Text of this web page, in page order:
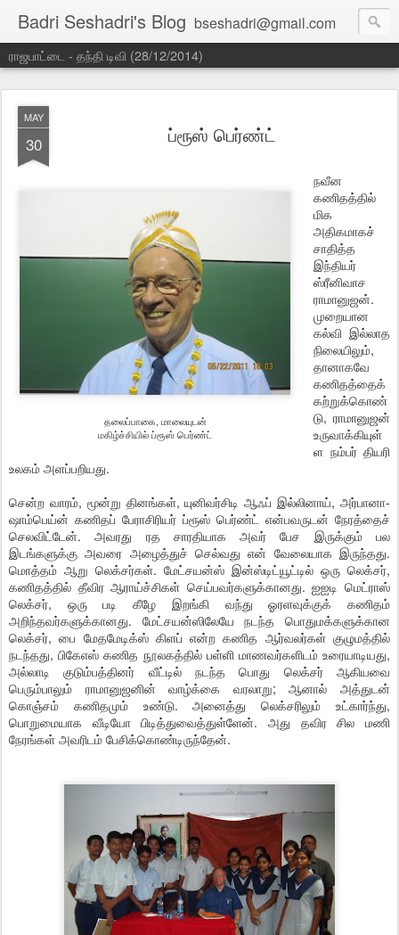
Badri Seshadri's Blog bseshadri@gmail.com
ராஜபாட்டை - தந்தி டிவி (28/12/2014)
MAY
30 ப்ரூஸ் பெர்ண்ட்
தலைப்பாகை, மாலையுடன்
மகிழ்ச்சியில் ப்ரூஸ் பெர்ண்ட்
நவீன
கணிதத்தில்
மிக
அதிகமாகச்
சாதித்த
இந்தியர்
ஸ்ரீனிவாச
ராமானுஜன்.
முறையான
கல்வி இல்லாத
நிலையிலும்,
தானாகவே
கணிதத்தைக்
கற்றுக்கொண்
டு, ராமானுஜன்
உருவாக்கியுள்
ள நம்பர் தியரி
உலகம் அளப்பறியது.
சென்ற வாரம், மூன்று தினங்கள், யுனிவர்சிடி ஆஃப் இல்லினாய், அர்பானா-
ஷாம்பெய்ன் கணிதப் பேராசிரியர் ப்ரூஸ் பெர்ண்ட் என்பவருடன் நேரத்தைச்
செலவிட்டேன். அவரது ரத சாரதியாக அவர் பேச இருக்கும் பல
இடங்களுக்கு அவரை அழைத்துச் செல்வது என் வேலையாக இருந்தது.
மொத்தம் ஆறு லெக்சர்கள். மேட்சயன்ஸ் இன்ஸ்டிட்யூட்டில் ஒரு லெக்சர்,
கணிதத்தில் தீவிர ஆராய்ச்சிகள் செய்பவர்களுக்கானது. ஐஐடி மெட்ராஸ்
லெக்சர், ஒரு படி கீழே இறங்கி வந்து ஓரளவுக்குக் கணிதம்
அறிந்தவர்களுக்கானது. மேட்சயன்ஸிலேயே நடந்த பொதுமக்களுக்கான
லெக்சர், பை மேதமேடிக்ஸ் கிளப் என்ற கணித ஆர்வலர்கள் குழுமத்தில்
நடந்தது, பிகேஎஸ் கணித நூலகத்தில் பள்ளி மாணவர்களிடம் உரையாடியது,
அல்லாடி குடும்பத்தினர் வீட்டில் நடந்த பொது லெக்சர் ஆகியவை
பெரும்பாலும் ராமானுஜனின் வாழ்க்கை வரலாறு; ஆனால் அத்துடன்
கொஞ்சம் கணிதமும் உண்டு. அனைத்து லெக்சரிலும் உட்கார்ந்து,
பொறுமையாக வீடியோ பிடித்துவைத்துள்ளேன். அது தவிர சில மணி
நேரங்கள் அவரிடம் பேசிக்கொண்டிருந்தேன்.